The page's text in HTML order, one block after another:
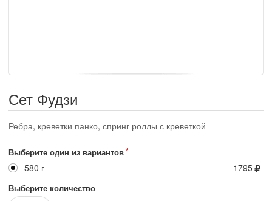
Сет Фудзи
Ребра, креветки панко, спринг роллы с креветкой
Выберите один из вариантов
580 г 1795
Выберите количество